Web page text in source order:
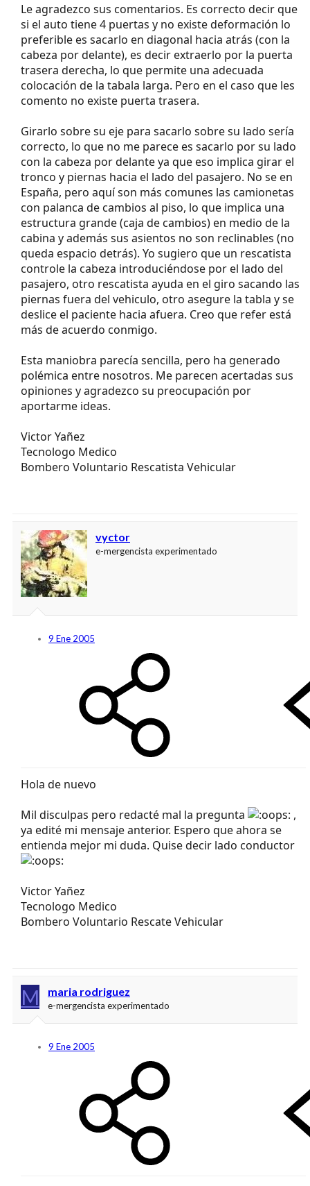
Le agradezco sus comentarios. Es correcto decir que
si el auto tiene 4 puertas y no existe deformación lo
preferible es sacarlo en diagonal hacia atrás (con la
cabeza por delante), es decir extraerlo por la puerta
trasera derecha, lo que permite una adecuada
colocación de la tabala larga. Pero en el caso que les
comento no existe puerta trasera.
Girarlo sobre su eje para sacarlo sobre su lado sería
correcto, lo que no me parece es sacarlo por su lado
con la cabeza por delante ya que eso implica girar el
tronco y piernas hacia el lado del pasajero. No se en
España, pero aquí son más comunes las camionetas
con palanca de cambios al piso, lo que implica una
estructura grande (caja de cambios) en medio de la
cabina y además sus asientos no son reclinables (no
queda espacio detrás). Yo sugiero que un rescatista
controle la cabeza introduciéndose por el lado del
pasajero, otro rescatista ayuda en el giro sacando las
piernas fuera del vehiculo, otro asegure la tabla y se
deslice el paciente hacia afuera. Creo que refer está
más de acuerdo conmigo.
Esta maniobra parecía sencilla, pero ha generado
polémica entre nosotros. Me parecen acertadas sus
opiniones y agradezco su preocupación por
aportarme ideas.
Victor Yañez
Tecnologo Medico
Bombero Voluntario Rescatista Vehicular
vyctor
e-mergencista experimentado
9 Ene 2005
Hola de nuevo
Mil disculpas pero redacté mal la pregunta
,
ya edité mi mensaje anterior. Espero que ahora se
entienda mejor mi duda. Quise decir lado conductor
Victor Yañez
Tecnologo Medico
Bombero Voluntario Rescate Vehicular
M maria rodriguez
e-mergencista experimentado
9 Ene 2005